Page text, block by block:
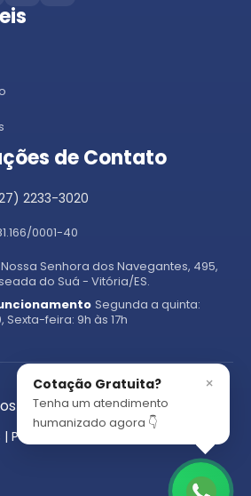
Cotação Gratuita?
Tenha um atendimento
humanizado agora 👇
×
de Contato
2233-3020
0001-40
Nossa Senhora dos Navegantes, 495,
do Suá - Vitória/ES.
Segunda a quinta:
Sexta-feira: 9h às 17h
- Todos os Direitos
Política de Privacidade.